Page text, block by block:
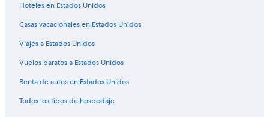
Hoteles en Estados Unidos
Casas vacacionales en Estados Unidos
Viajes a Estados Unidos
Vuelos baratos a Estados Unidos
Renta de autos en Estados Unidos
Todos los tipos de hospedaje